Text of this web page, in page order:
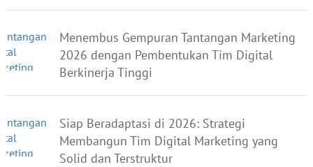
Menembus Gempuran Tantangan Marketing
2026 dengan Pembentukan Tim Digital
Berkinerja Tinggi
Siap Beradaptasi di 2026: Strategi
Membangun Tim Digital Marketing yang
Solid dan Terstruktur